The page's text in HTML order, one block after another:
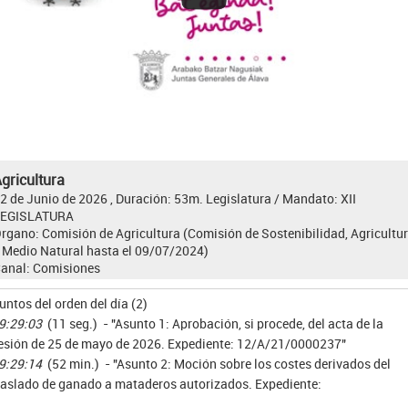
de Junio de 2026 , Duración: 53m. Legislatura / Mandato: XII
Comisión de Agricultura (Comisión de Sostenibilidad,
Medio Natural hasta el 09/07/2024)
Comisiones
del orden del día (2)
(11 seg.) - "Asunto 1: Aprobación, si procede, del acta de la
de 25 de mayo de 2026. Expediente: 12/A/21/0000237"
(52 min.) - "Asunto 2: Moción sobre los costes derivados del
de ganado a mataderos autorizados. Expediente: